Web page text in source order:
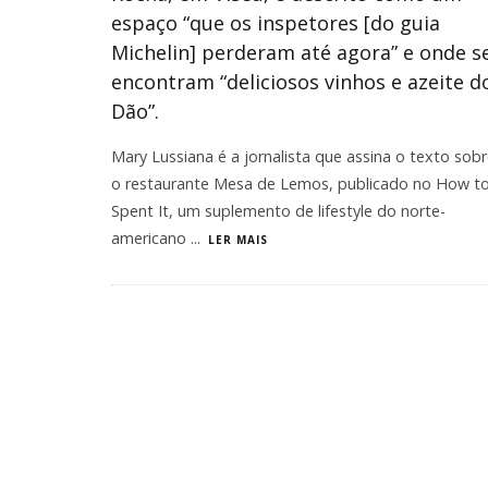
espaço “que os inspetores [do guia
Michelin] perderam até agora” e onde
encontram “deliciosos vinhos e azeite
Dão”.
​Mary Lussiana é a jornalista que assina o texto
o restaurante Mesa de Lemos, publicado no How to
Spent It, um suplemento de lifestyle do norte-
americano ... LER MAIS